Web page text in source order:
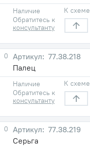
Наличие
Обратитесь к
консультанту
К схеме
0
77.38.218
Палец
Наличие
Обратитесь к
консультанту
К схеме
0
77.38.219
Серьга